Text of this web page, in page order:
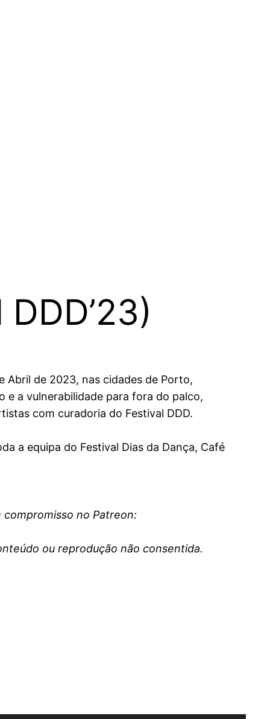
Abril de 2023, nas cidades de Porto,
e a vulnerabilidade para fora do palco,
com curadoria do Festival DDD.
a equipa do Festival Dias da Dança, Café
no Patreon:
ou reprodução não consentida.